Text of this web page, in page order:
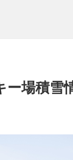
ー場積雪